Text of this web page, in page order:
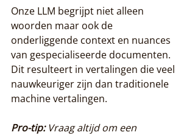
Onze LLM begrijpt niet alleen
woorden maar ook de
onderliggende context en nuances
van gespecialiseerde documenten.
Dit resulteert in vertalingen die veel
nauwkeuriger zijn dan traditionele
machine vertalingen.
Pro-tip: Vraag altijd om een